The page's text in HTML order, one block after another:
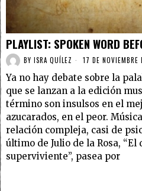
PLAYLIST: SPOKEN WORD
BY ISRA QUÍLEZ 17 DE NOVIEMBRE
Ya no hay debate sobre la
que se lanzan a la edición
término son insulsos en el
azucarados, en el peor.
relación compleja, casi de
último de Julio de la Rosa, “El
superviviente”, pasea por